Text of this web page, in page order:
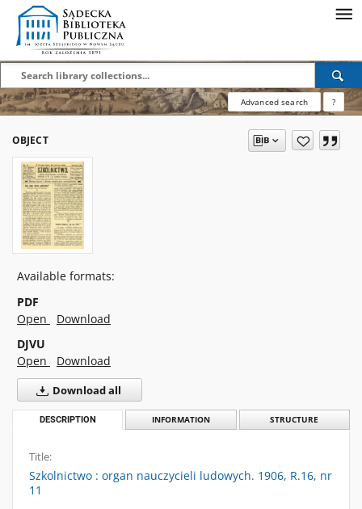
Advanced search ?
OBJECT
Available formats:
PDF
Open
Download
DJVU
Open
Download
Download all
DESCRIPTION INFORMATION STRUCTURE
Title:
Szkolnictwo : organ nauczycieli ludowych. 1906, R.16, nr
11